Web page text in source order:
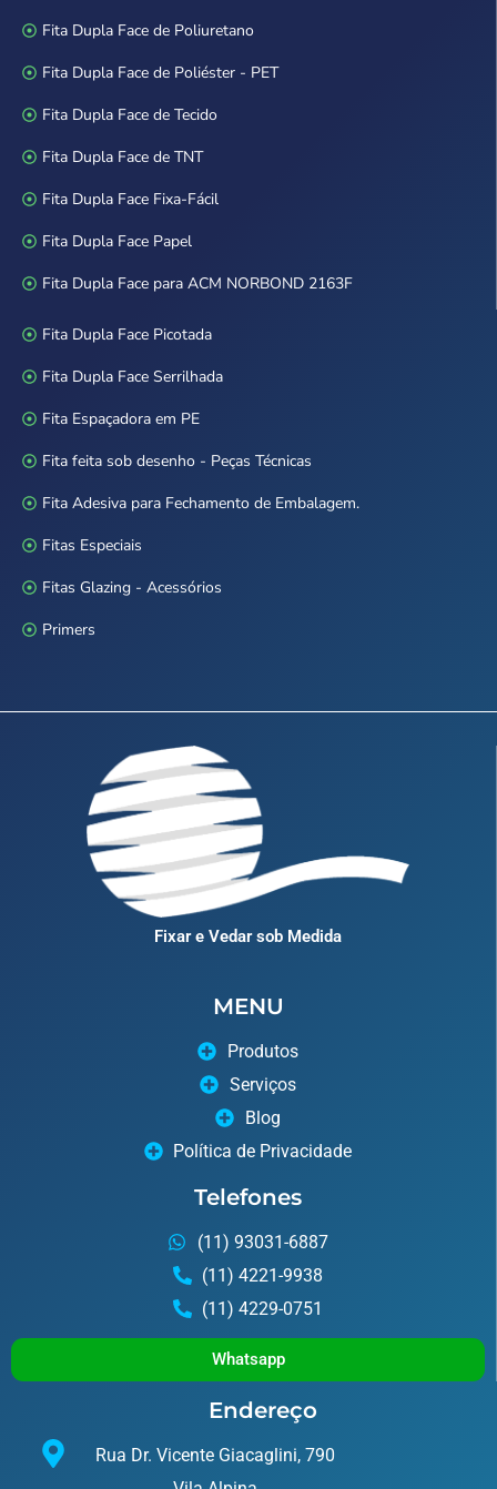
Fita Dupla Face de Poliuretano
Fita Dupla Face de Poliéster - PET
Fita Dupla Face de Tecido
Fita Dupla Face de TNT
Fita Dupla Face Fixa-Fácil
Fita Dupla Face Papel
Fita Dupla Face para ACM NORBOND 2163F
Fita Dupla Face Picotada
Fita Dupla Face Serrilhada
Fita Espaçadora em PE
Fita feita sob desenho - Peças Técnicas
Fita Adesiva para Fechamento de Embalagem.
Fitas Especiais
Fitas Glazing - Acessórios
Primers
Fixar e Vedar sob Medida
MENU
Produtos
Serviços
Blog
Política de Privacidade
Telefones
(11) 93031-6887
(11) 4221-9938
(11) 4229-0751
Whatsapp
Endereço
Rua Dr. Vicente Giacaglini, 790